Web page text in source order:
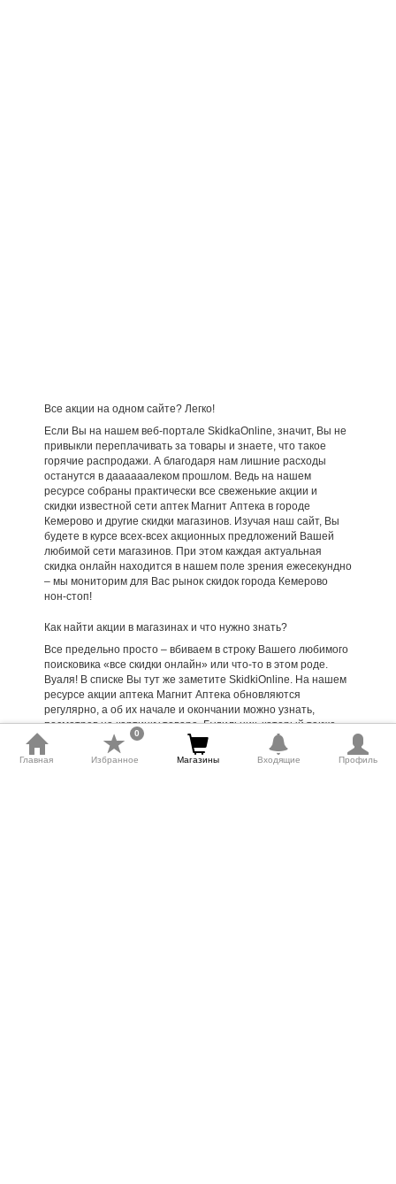
Все акции на одном сайте? Легко!
Если Вы на нашем веб-портале SkidkaOnline, значит, Вы не
привыкли переплачивать за товары и знаете, что такое
горячие распродажи. А благодаря нам лишние расходы
останутся в даааааалеком прошлом. Ведь на нашем
ресурсе собраны практически все свеженькие акции и
скидки известной сети аптек Магнит Аптека в городе
Кемерово и другие скидки магазинов. Изучая наш сайт, Вы
будете в курсе всех-всех акционных предложений Вашей
любимой сети магазинов. При этом каждая актуальная
скидка онлайн находится в нашем поле зрения ежесекундно
– мы мониторим для Вас рынок скидок города Кемерово
нон-стоп!
Как найти акции в магазинах и что нужно знать?
Все предельно просто – вбиваем в строку Вашего любимого
поисковика «все скидки онлайн» или что-то в этом роде.
Вуаля! В списке Вы тут же заметите SkidkiOnline. На нашем
ресурсе акции аптека Магнит Аптека обновляются
регулярно, а об их начале и окончании можно узнать,
посмотрев на картинку товара. Будильник, который также
находится внизу картинки, напомнит Вам о том, сколько
дней осталось до окончания распродажи. Нет времени
Главная Избранное
0
Магазины Входящие Профиль